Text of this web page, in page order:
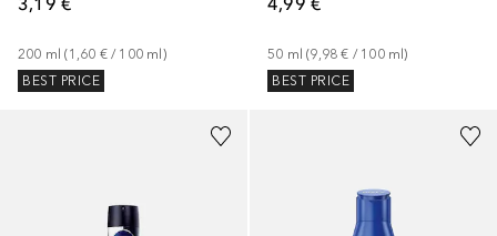
200 ml (1,60 € / 100 ml )
BEST PRICE
50 ml (9,98 € / 100 ml)
BEST PRICE